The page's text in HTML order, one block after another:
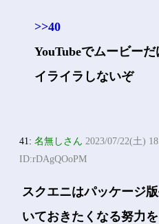
>>40
YouTubeでムービー
イライラしないぞ
41:名無しさん 2023/07/22(土)
ID:rDAgQOoPM
スクエニはパッケージ
いておきたくなる努力